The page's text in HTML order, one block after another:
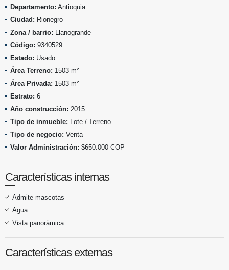
Departamento: Antioquia
Ciudad: Rionegro
Zona / barrio: Llanogrande
Código: 9340529
Estado: Usado
Área Terreno: 1503 m²
Área Privada: 1503 m²
Estrato: 6
Año construcción: 2015
Tipo de inmueble: Lote / Terreno
Tipo de negocio: Venta
Valor Administración: $650.000 COP
Características internas
Admite mascotas
Agua
Vista panorámica
Características externas